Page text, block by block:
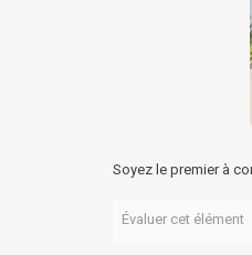
Soyez le premier à
Évaluer cet élément